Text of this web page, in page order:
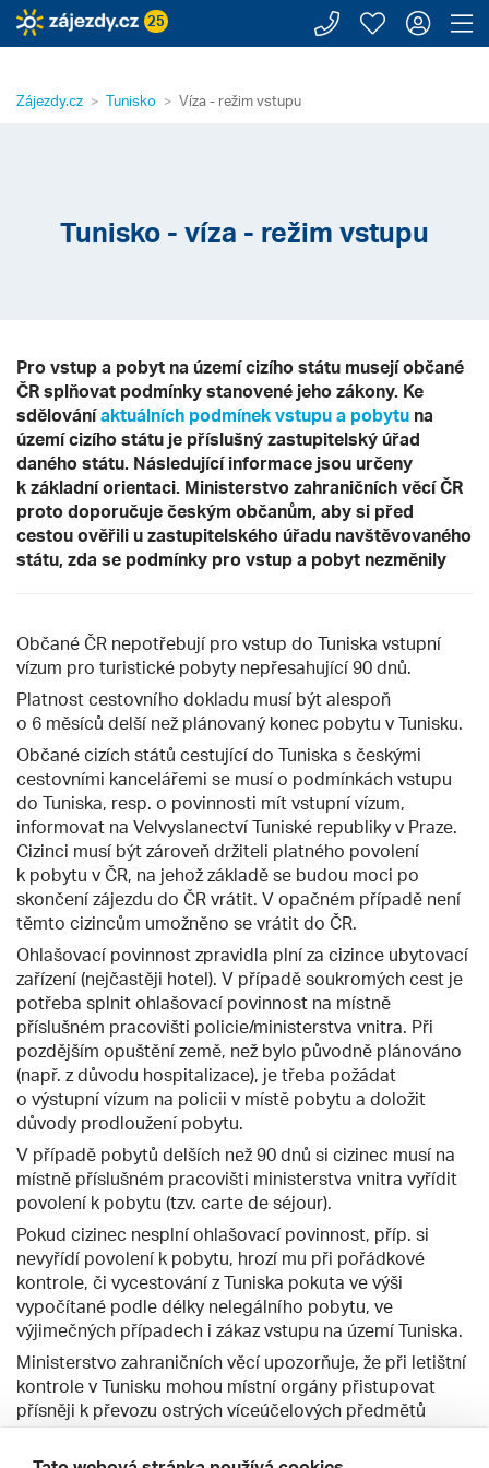
25 Zavolejte
Moje
Zájezdy.cz Tunisko Víza - režim vstupu
Tunisko - víza - režim vstupu
Pro vstup a pobyt na území cizího státu musejí občané
ČR splňovat podmínky stanovené jeho zákony. Ke
sdělováníaktuálních podmínek vstupu a pobytu na
území cizího státu je příslušný zastupitelský úřad
daného státu. Následující informace jsou určeny
k základní orientaci. Ministerstvo zahraničních věcí ČR
proto doporučuje českým občanům, aby si před
cestou ověřili u zastupitelského úřadu navštěvovaného
státu, zda se podmínky pro vstup a pobyt nezměnily
Občané ČR nepotřebují pro vstup do Tuniska vstupní
vízum pro turistické pobyty nepřesahující 90 dnů.
Platnost cestovního dokladu musí být alespoň
o 6 měsíců delší než plánovaný konec pobytu v Tunisku.
Občané cizích států cestující do Tuniska s českými
cestovními kancelářemi se musí o podmínkách vstupu
do Tuniska, resp. o povinnosti mít vstupní vízum,
informovat na Velvyslanectví Tuniské republiky v Praze.
Cizinci musí být zároveň držiteli platného povolení
k pobytu v ČR, na jehož základě se budou moci po
skončení zájezdu do ČR vrátit. V opačném případě není
těmto cizincům umožněno se vrátit do ČR.
Ohlašovací povinnost zpravidla plní za cizince ubytovací
zařízení (nejčastěji hotel). V případě soukromých cest je
potřeba splnit ohlašovací povinnost na místně
příslušném pracovišti policie/ministerstva vnitra. Při
pozdějším opuštění země, než bylo původně plánováno
(např. z důvodu hospitalizace), je třeba požádat
o výstupní vízum na policii v místě pobytu a doložit
důvody prodloužení pobytu.
V případě pobytů delších než 90 dnů si cizinec musí na
místně příslušném pracovišti ministerstva vnitra vyřídit
povolení k pobytu (tzv. carte de séjour).
Pokud cizinec nesplní ohlašovací povinnost, příp. si
nevyřídí povolení k pobytu, hrozí mu při pořádkové
kontrole, či vycestování z Tuniska pokuta ve výši
vypočítané podle délky nelegálního pobytu, ve
výjimečných případech i zákaz vstupu na území Tuniska.
Ministerstvo zahraničních věcí upozorňuje, že při letištní
kontrole v Tunisku mohou místní orgány přistupovat
přísněji k převozu ostrých víceúčelových předmětů
v odbavených zavazadlech. Doporučujeme cestujícím,
aby zvážili jejich přepravu a předešli tak možným